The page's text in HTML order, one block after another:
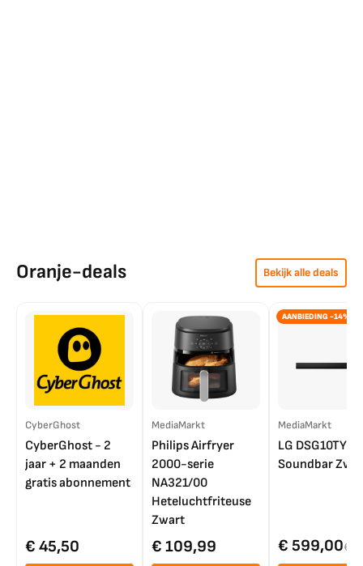
Oranje-deals Bekijk alle deals
CyberGhost
CyberGhost - 2
jaar + 2 maanden
gratis abonnement
€ 45,50
MediaMarkt
Philips Airfryer
2000-serie
NA321/00
Heteluchtfriteuse
Zwart
€ 109,99
AANBIEDING -14%
MediaMarkt
LG DSG10TY
Soundbar
€ 599,00€